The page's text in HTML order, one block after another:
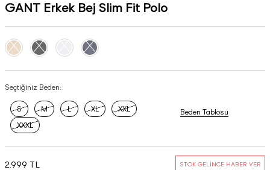
GANT Erkek Bej Slim Fit Polo
Seçtiğiniz Beden:
S M L XL
XXL
XXXL
Beden Tablosu
2.999 TL STOK GELİNCE HABER VER